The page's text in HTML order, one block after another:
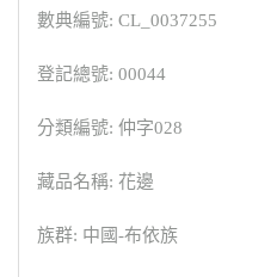
數典編號: CL_0037255
登記總號: 00044
分類編號: 仲字028
藏品名稱: 花邊
族群: 中國-布依族